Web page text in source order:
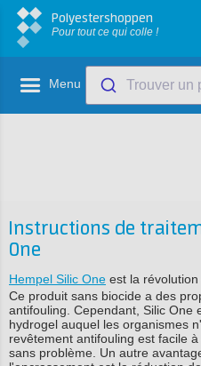
Polyestershoppen
Pour tout ce qui colle !
Menu Trouver un
Instructions de
One
Hempel Silic One est la
Ce produit sans biocide a des
antifouling. Cependant, Silic One
hydrogel auquel les organismes
revêtement antifouling est facile
sans problème. Un autre